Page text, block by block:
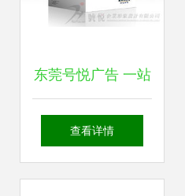
东莞号悦广告 一站
式专业设计服务，
查看详情